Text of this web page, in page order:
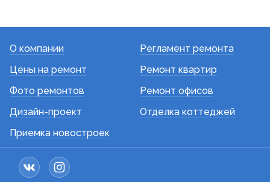
О компании
Цены на ремонт
Фото ремонтов
Дизайн-проект
Приемка новостроек
Регламент ремонта
Ремонт квартир
Ремонт офисов
Отделка коттеджей